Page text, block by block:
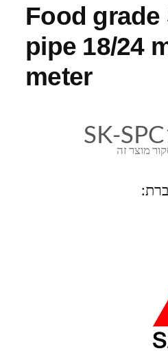
Food
pipe 18/24
meter
מוצר זה
SK-